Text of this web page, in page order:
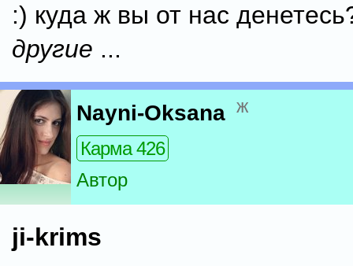
:) куда ж вы от нас
другие ...
Nayni-Oksana ж
Карма 426
Автор
ji-krims